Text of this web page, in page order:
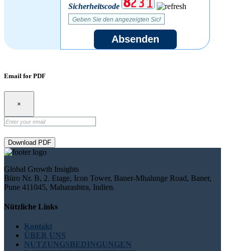
Sicherheitscode
Absenden
Email for PDF
×
Download PDF
Global Growth Insights
Büro Nr. B, 2. Etage, Icon Tower, Baner-Mhalunge Road, Baner,
Pune 411045, Maharashtra, Indien.
Nützliche Links
Kontakt
ÜBER UNS
NUTZUNGSBEDINGUNGEN